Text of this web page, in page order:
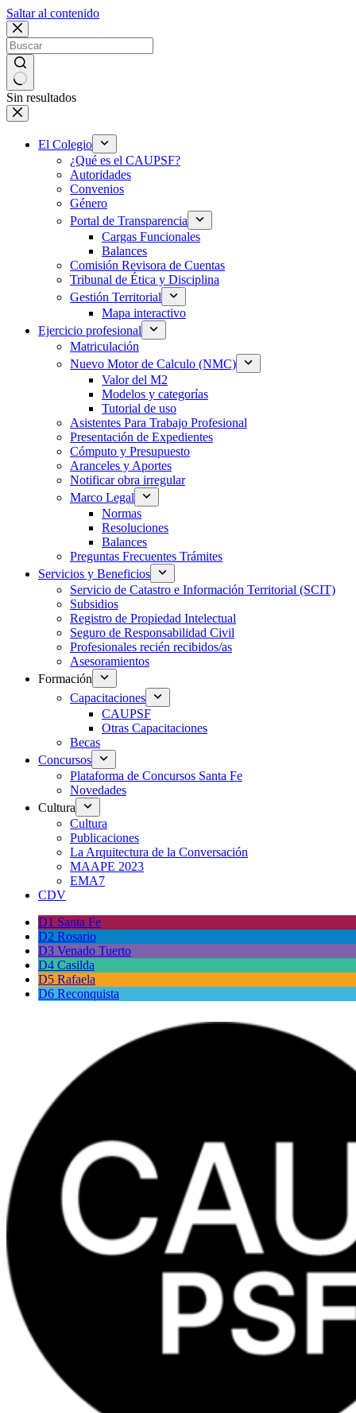
Saltar al contenido
Sin resultados
El Colegio
¿Qué es el CAUPSF?
Autoridades
Convenios
Género
Portal de Transparencia
Cargas Funcionales
Balances
Comisión Revisora de Cuentas
Tribunal de Ética y Disciplina
Gestión Territorial
Mapa interactivo
Ejercicio profesional
Matriculación
Nuevo Motor de Calculo (NMC)
Valor del M2
Modelos y categorías
Tutorial de uso
Asistentes Para Trabajo Profesional
Presentación de Expedientes
Cómputo y Presupuesto
Aranceles y Aportes
Notificar obra irregular
Marco Legal
Normas
Resoluciones
Balances
Preguntas Frecuentes Trámites
Servicios y Beneficios
Servicio de Catastro e Información Territorial (SCIT)
Subsidios
Registro de Propiedad Intelectual
Seguro de Responsabilidad Civil
Profesionales recién recibidos/as
Asesoramientos
Formación
Capacitaciones
CAUPSF
Otras Capacitaciones
Becas
Concursos
Plataforma de Concursos Santa Fe
Novedades
Cultura
Cultura
Publicaciones
La Arquitectura de la Conversación
MAAPE 2023
EMA7
CDV
D1 Santa Fe
D2 Rosario
D3 Venado Tuerto
D4 Casilda
D5 Rafaela
D6 Reconquista